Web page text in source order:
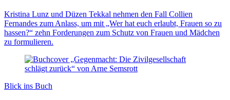
Kristina Lunz und Düzen Tekkal nehmen den Fall Collien
Fernandes zum Anlass, um mit „Wer hat euch erlaubt, Frauen so zu
hassen?“ zehn Forderungen zum Schutz von Frauen und Mädchen
zu formulieren.
Blick ins Buch